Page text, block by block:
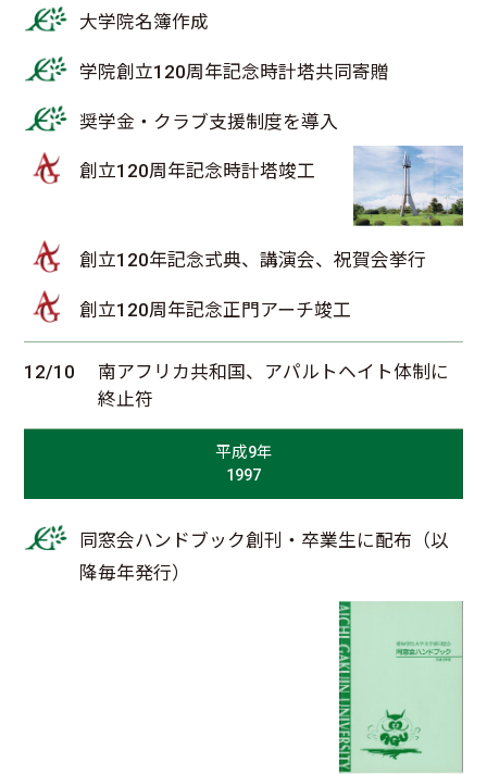
大学院名簿作成
学院創立120周年記念時計塔共同寄贈
奨学金・クラブ支援制度を導入
創立120周年記念時計塔竣工
創立120年記念式典、講演会、祝賀会挙行
創立120周年記念正門アーチ竣工
12/10
南アフリカ共和国、アパルトヘイト体制に
終止符
平成9年
1997
同窓会ハンドブック創刊・卒業生に配布（以
降毎年発行）